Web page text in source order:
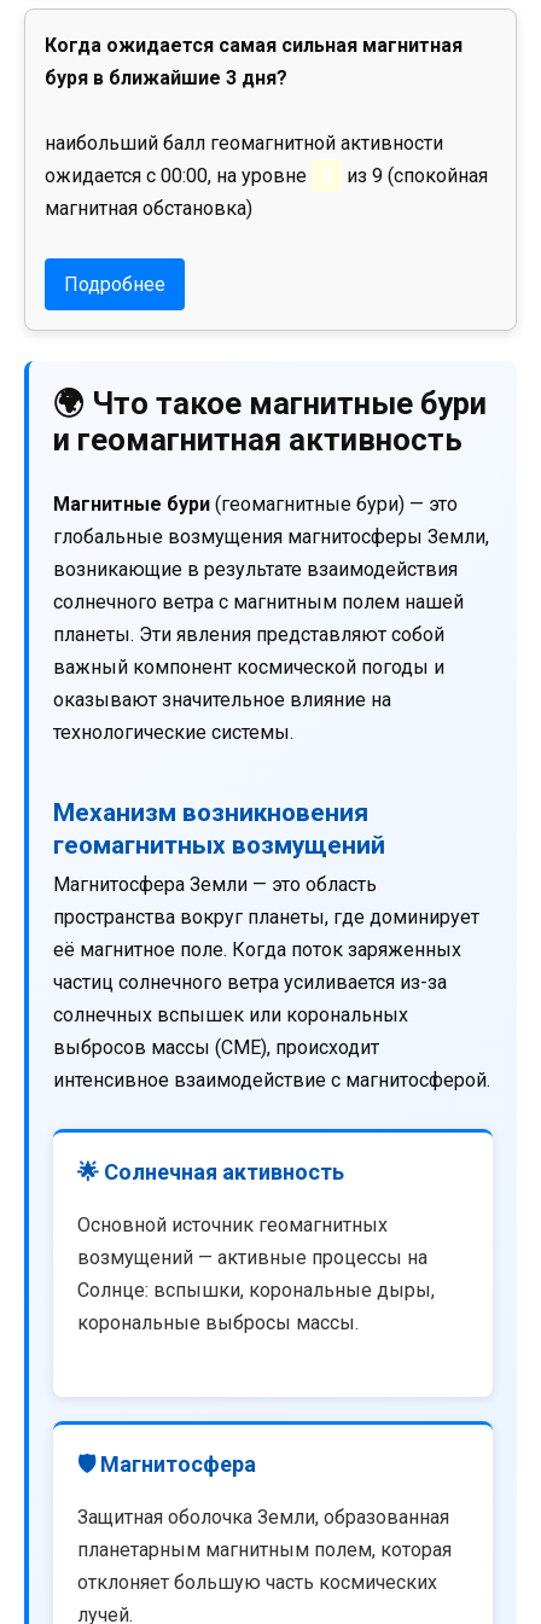
Когда ожидается самая сильная магнитная
буря в ближайшие 3 дня?
наибольший балл геомагнитной активности
ожидается с 00:00, на уровне
0
из 9 (спокойная
магнитная обстановка)
Подробнее
🌍 Что такое магнитные бури
и геомагнитная активность
Магнитные бури (геомагнитные бури) — это
глобальные возмущения магнитосферы Земли,
возникающие в результате взаимодействия
солнечного ветра с магнитным полем нашей
планеты. Эти явления представляют собой
важный компонент космической погоды и
оказывают значительное влияние на
технологические системы.
Механизм возникновения
геомагнитных возмущений
Магнитосфера Земли — это область
пространства вокруг планеты, где доминирует
её магнитное поле. Когда поток заряженных
частиц солнечного ветра усиливается из-за
солнечных вспышек или корональных
выбросов массы (CME), происходит
интенсивное взаимодействие с магнитосферой.
🌟 Солнечная активность
Основной источник геомагнитных
возмущений — активные процессы на
Солнце: вспышки, корональные дыры,
корональные выбросы массы.
🛡️ Магнитосфера
Защитная оболочка Земли, образованная
планетарным магнитным полем, которая
отклоняет большую часть космических
лучей.